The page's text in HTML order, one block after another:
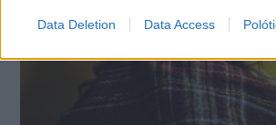
Data Deletion Data Access